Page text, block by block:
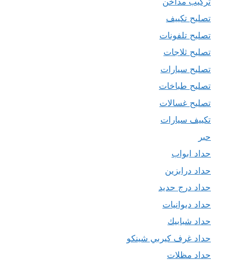
تصليح تكييف
تصليح تلفونات
تصليح ثلاجات
تصليح سيارات
تصليح طباخات
تصليح غسالات
تكييف سيارات
حبر
حداد ابواب
حداد درابزين
حداد درج حديد
حداد ديوانيات
حداد شبابيك
حداد غرف كيربي شينكو
حداد مظلات